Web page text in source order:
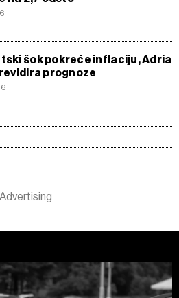
šok pokreće inflaciju, Adria
prognoze